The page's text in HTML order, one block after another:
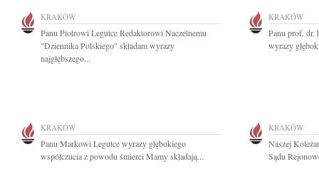
KRAKÓW
Panu Piotrowi Legutce Redaktorowi Naczelnemu
"Dziennika Polskiego" składam wyrazy
najgłębszego...
KRAKÓW
Panu prof. dr.
wyrazy
KRAKÓW
Panu Markowi Legutce wyrazy głębokiego
współczucia z powodu śmierci Mamy składają...
KRAKÓW
Naszej
Sądu